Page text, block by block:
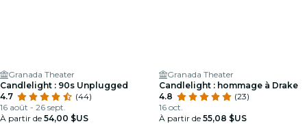
Granada Theater
Candlelight : 90s Unplugged
4.7
(44)
16 août - 26 sept.
À partir de 54,00 $US
Granada Theater
Candlelight : hommage à Drake
4.8
(23)
16 oct.
À partir de 55,08 $US